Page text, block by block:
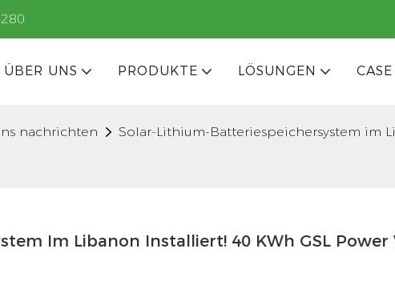
ÜBER UNS PRODUKTE LÖSUNGEN
nachrichten Solar-Lithium-Batteriespeichersystem im
Im Libanon Installiert! 40 KWh GSL Power